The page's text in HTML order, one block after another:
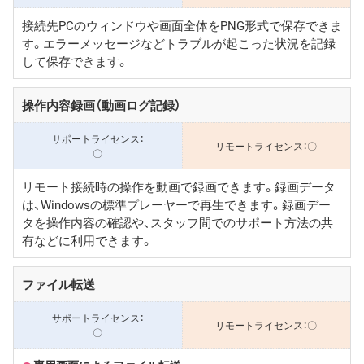
接続先PCのウィンドウや画面全体をPNG形式で保存できま
す。エラーメッセージなどトラブルが起こった状況を記録
して保存できます。
操作内容録画（動画ログ記録）
〇 〇
リモート接続時の操作を動画で録画できます。録画データ
は、Windowsの標準プレーヤーで再生できます。録画デー
タを操作内容の確認や、スタッフ間でのサポート方法の共
有などに利用できます。
ファイル転送
〇 〇